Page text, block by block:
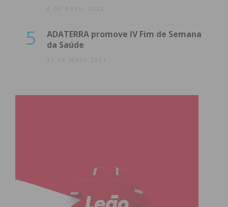
8 DE ABRIL 2022
5
ADATERRA promove IV Fim de Semana
da Saúde
21 DE MAIO 2021